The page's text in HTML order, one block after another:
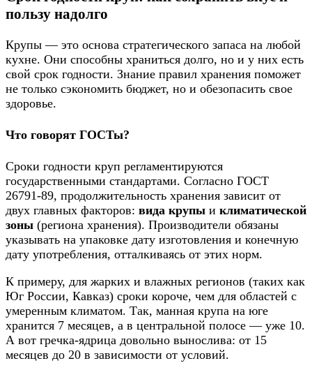
пользу надолго
Крупы — это основа стратегического запаса на любой
кухне. Они способны храниться долго, но и у них есть
свой срок годности. Знание правил хранения поможет
не только сэкономить бюджет, но и обезопасить свое
здоровье.
Что говорят ГОСТы?
Сроки годности круп регламентируются
государственными стандартами. Согласно ГОСТ
26791-89, продолжительность хранения зависит от
двух главных факторов: вида крупы и климатической
зоны (региона хранения). Производители обязаны
указывать на упаковке дату изготовления и конечную
дату употребления, отталкиваясь от этих норм.
К примеру, для жарких и влажных регионов (таких как
Юг России, Кавказ) сроки короче, чем для областей с
умеренным климатом. Так, манная крупа на юге
хранится 7 месяцев, а в центральной полосе — уже 10.
А вот гречка-ядрица довольно вынослива: от 15
месяцев до 20 в зависимости от условий.